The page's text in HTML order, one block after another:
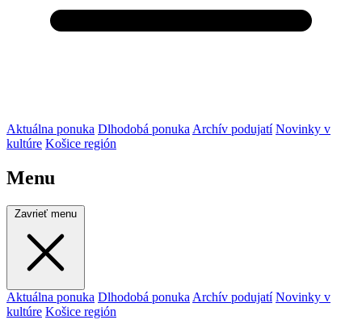
Aktuálna ponuka Dlhodobá ponuka Archív podujatí Novinky v
kultúre Košice región
Menu
Zavrieť menu
Aktuálna ponuka Dlhodobá ponuka Archív podujatí Novinky v
kultúre Košice región